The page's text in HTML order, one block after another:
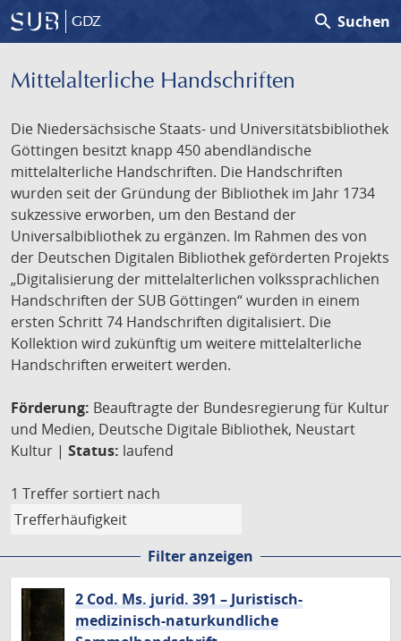
GDZ search Suchen
Mittelalterliche Handschriften
Die Niedersächsische Staats- und Universitätsbibliothek
Göttingen besitzt knapp 450 abendländische
mittelalterliche Handschriften. Die Handschriften
wurden seit der Gründung der Bibliothek im Jahr 1734
sukzessive erworben, um den Bestand der
Universalbibliothek zu ergänzen. Im Rahmen des von
der Deutschen Digitalen Bibliothek geförderten Projekts
„Digitalisierung der mittelalterlichen volkssprachlichen
Handschriften der SUB Göttingen“ wurden in einem
ersten Schritt 74 Handschriften digitalisiert. Die
Kollektion wird zukünftig um weitere mittelalterliche
Handschriften erweitert werden.
Förderung: Beauftragte der Bundesregierung für Kultur
und Medien, Deutsche Digitale Bibliothek, Neustart
Kultur | Status: laufend
1 Treffer sortiert nach
Filter anzeigen
2 Cod. Ms. jurid. 391 – Juristisch-
medizinisch-naturkundliche